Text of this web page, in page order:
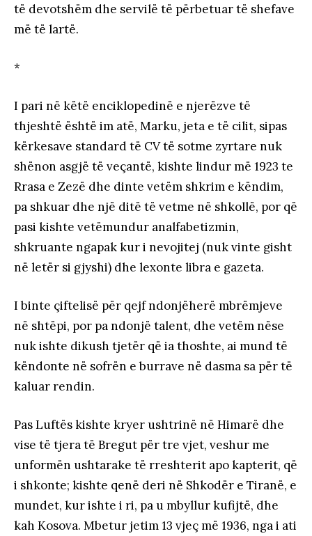
të devotshëm dhe servilë të përbetuar të shefave
më të lartë.
*
I pari në këtë enciklopedinë e njerëzve të
thjeshtë është im atë, Marku, jeta e të cilit, sipas
kërkesave standard të CV të sotme zyrtare nuk
shënon asgjë të veçantë, kishte lindur më 1923 te
Rrasa e Zezë dhe dinte vetëm shkrim e këndim,
pa shkuar dhe një ditë të vetme në shkollë, por që
pasi kishte vetëmundur analfabetizmin,
shkruante ngapak kur i nevojitej (nuk vinte gisht
në letër si gjyshi) dhe lexonte libra e gazeta.
I binte çiftelisë për qejf ndonjëherë mbrëmjeve
në shtëpi, por pa ndonjë talent, dhe vetëm nëse
nuk ishte dikush tjetër që ia thoshte, ai mund të
këndonte në sofrën e burrave në dasma sa për të
kaluar rendin.
Pas Luftës kishte kryer ushtrinë në Himarë dhe
vise të tjera të Bregut për tre vjet, veshur me
unformën ushtarake të rreshterit apo kapterit, që
i shkonte; kishte qenë deri në Shkodër e Tiranë, e
mundet, kur ishte i ri, pa u mbyllur kufijtë, dhe
kah Kosova. Mbetur jetim 13 vjeç më 1936, nga i ati